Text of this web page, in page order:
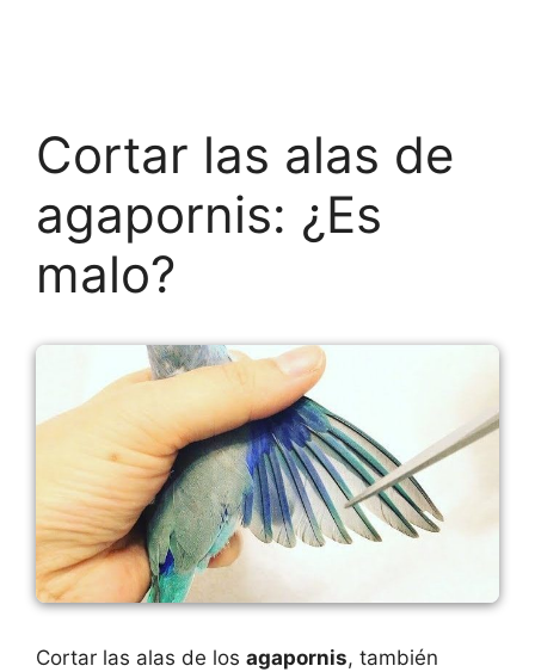
Cortar las alas de
agapornis: ¿Es
malo?
Cortar las alas de los agapornis, también